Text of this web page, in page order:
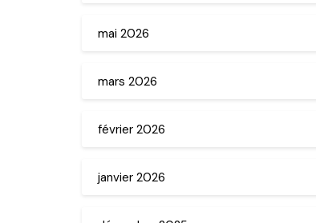
mai 2026
mars 2026
février 2026
janvier 2026